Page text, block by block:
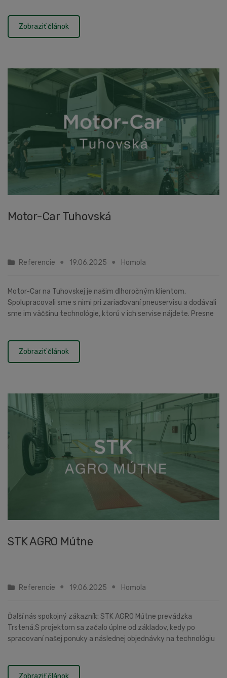
Zobraziť článok
Motor-Car Tuhovská
Referencie 19.06.2025 Homola
Motor-Car na Tuhovskej je našim dlhoročným klientom.
Spolupracovali sme s nimi pri zariaďovaní pneuservisu a dodávali
sme im väčšinu technológie, ktorú v ich servise nájdete. Presne
Zobraziť článok
STK AGRO Mútne
Referencie 19.06.2025 Homola
Ďalší nás spokojný zákazník: STK AGRO Mútne prevádzka
Trstená.S projektom sa začalo úplne od základov, kedy po
spracovaní našej ponuky a následnej objednávky na technológiu